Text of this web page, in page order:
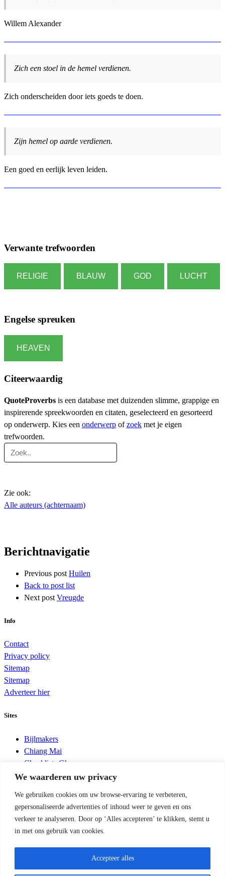
We waarderen uw privacy
We gebruiken cookies om uw browse-ervaring te verbeteren,
gepersonaliseerde advertenties of inhoud weer te geven en ons
verkeer te analyseren. Door op ‘Alles accepteren’ te klikken, stemt u
in met ons gebruik van cookies.
Accepteer alles
Willem Alexander
Zich een stoel in de hemel verdienen.
Zich onderscheiden door iets goeds te doen.
Zijn hemel op aarde verdienen.
Een goed en eerlijk leven leiden.
Verwante trefwoorden
RELIGIE BLAUW GOD LUCHT
Engelse spreuken
HEAVEN
Citeerwaardig
QuoteProverbs is een database met duizenden slimme, grappige en
inspirerende spreekwoorden en citaten, geselecteerd en gesorteerd
op onderwerp. Kies een onderwerp ofzoek met je eigen
trefwoorden.
Zie ook:
Alle auteurs (achternaam)
Berichtnavigatie
Previous post Huilen
Back to post list
Next post Vreugde
Info
Contact
Privacy policy
Sitemap
Sitemap
Adverteer hier
Sites
Bijlmakers
Chiang Mai
Checklists Ghana
Défense des Cultures Tchad
Integrated Pest Management
Madonna del Piatto
Minkukel
Quotes and Proverbs
Scripts
World Crops Database